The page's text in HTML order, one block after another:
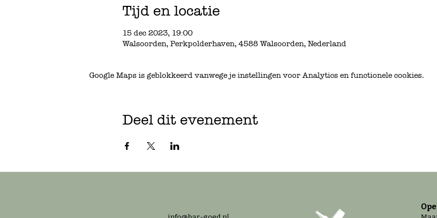
Tijd en locatie
15 dec 2023, 19:00
Walsoorden, Perkpolderhaven, 4588 Walsoorden, Nederland
Google Maps is geblokkeerd vanwege je instellingen voor Analytics en functionele cookies.
Deel dit evenement